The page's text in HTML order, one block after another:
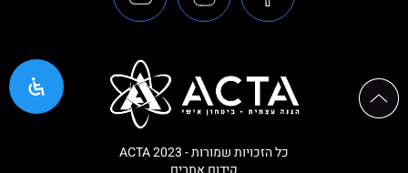
כל הזכויות שמורות - ACTA 2023